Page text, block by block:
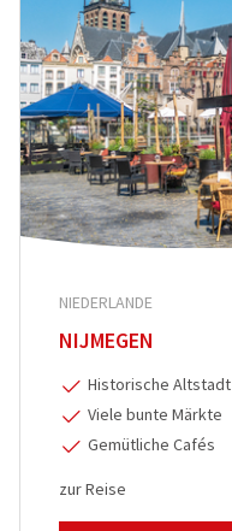
NIEDERLANDE
NIJMEGEN
Historische Altstadt
Viele bunte Märkte
Gemütliche Cafés
zur Reise